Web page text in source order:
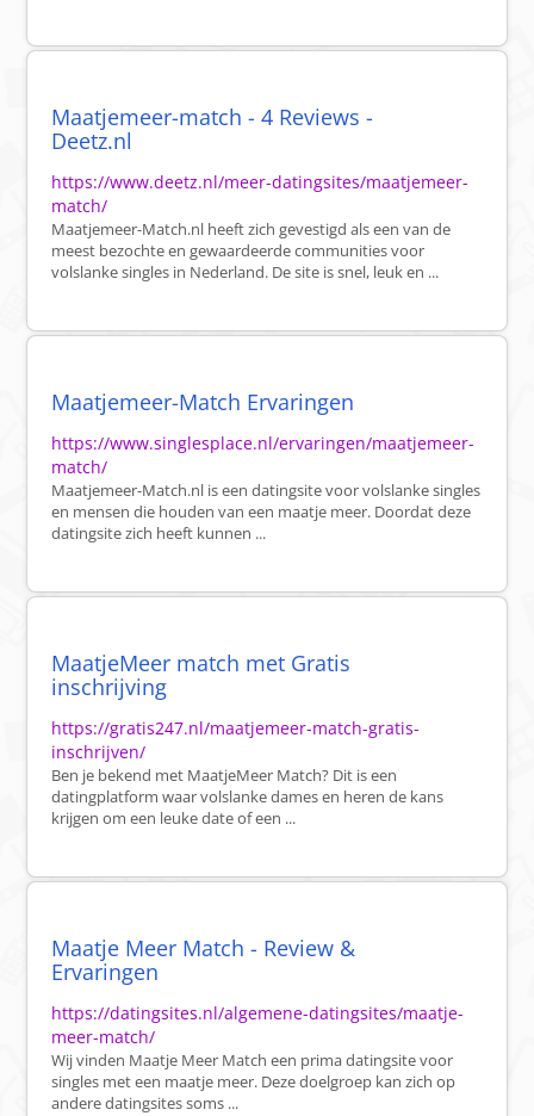
Maatjemeer-match - 4 Reviews -
Deetz.nl
https://www.deetz.nl/meer-datingsites/maatjemeer-
match/
Maatjemeer-Match.nl heeft zich gevestigd als een van de
meest bezochte en gewaardeerde communities voor
volslanke singles in Nederland. De site is snel, leuk en ...
Maatjemeer-Match Ervaringen
https://www.singlesplace.nl/ervaringen/maatjemeer-
match/
Maatjemeer-Match.nl is een datingsite voor volslanke singles
en mensen die houden van een maatje meer. Doordat deze
datingsite zich heeft kunnen ...
MaatjeMeer match met Gratis
inschrijving
https://gratis247.nl/maatjemeer-match-gratis-
inschrijven/
Ben je bekend met MaatjeMeer Match? Dit is een
datingplatform waar volslanke dames en heren de kans
krijgen om een leuke date of een ...
Maatje Meer Match - Review &
Ervaringen
https://datingsites.nl/algemene-datingsites/maatje-
meer-match/
Wij vinden Maatje Meer Match een prima datingsite voor
singles met een maatje meer. Deze doelgroep kan zich op
andere datingsites soms ...